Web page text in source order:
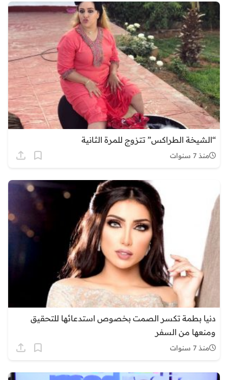
“الشيخة الطراكس” تتزوج للمرة الثانية
منذ 7 سنوات
دنيا بطمة تكسر الصمت بخصوص استدعائها للتحقيق
ومنعها من السفر
منذ 7 سنوات